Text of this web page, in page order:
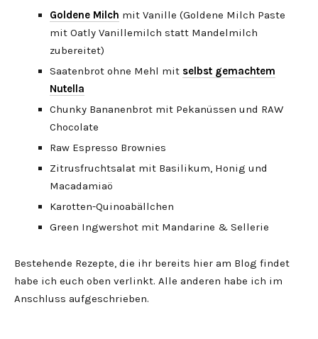
Goldene Milch mit Vanille (Goldene Milch Paste
mit Oatly Vanillemilch statt Mandelmilch
zubereitet)
Saatenbrot ohne Mehl mit selbst gemachtem
Nutella
Chunky Bananenbrot mit Pekanüssen und RAW
Chocolate
Raw Espresso Brownies
Zitrusfruchtsalat mit Basilikum, Honig und
Macadamiaö
Karotten-Quinoabällchen
Green Ingwershot mit Mandarine & Sellerie
Bestehende Rezepte, die ihr bereits hier am Blog findet
habe ich euch oben verlinkt. Alle anderen habe ich im
Anschluss aufgeschrieben.